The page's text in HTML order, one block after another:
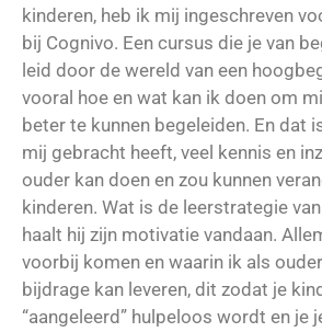
kinderen, heb ik mij ingeschreven
bij Cognivo. Een cursus die je van
leid door de wereld van een
vooral hoe en wat kan ik doen om
beter te kunnen begeleiden. En dat
mij gebracht heeft, veel kennis en
ouder kan doen en zou kunnen
kinderen. Wat is de leerstrategie
haalt hij zijn motivatie vandaan.
voorbij komen en waarin ik als
bijdrage kan leveren, dit zodat je
“aangeleerd” hulpeloos wordt en je